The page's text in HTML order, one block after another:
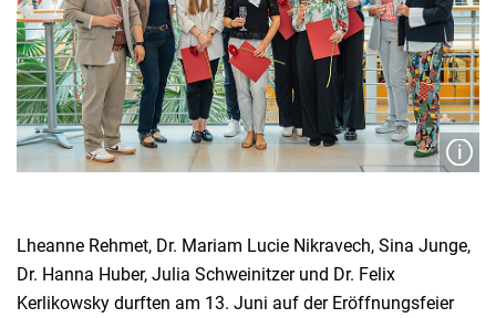
Lheanne Rehmet, Dr. Mariam Lucie Nikravech, Sina Junge,
Dr. Hanna Huber, Julia Schweinitzer und Dr. Felix
Kerlikowsky durften am 13. Juni auf der Eröffnungsfeier